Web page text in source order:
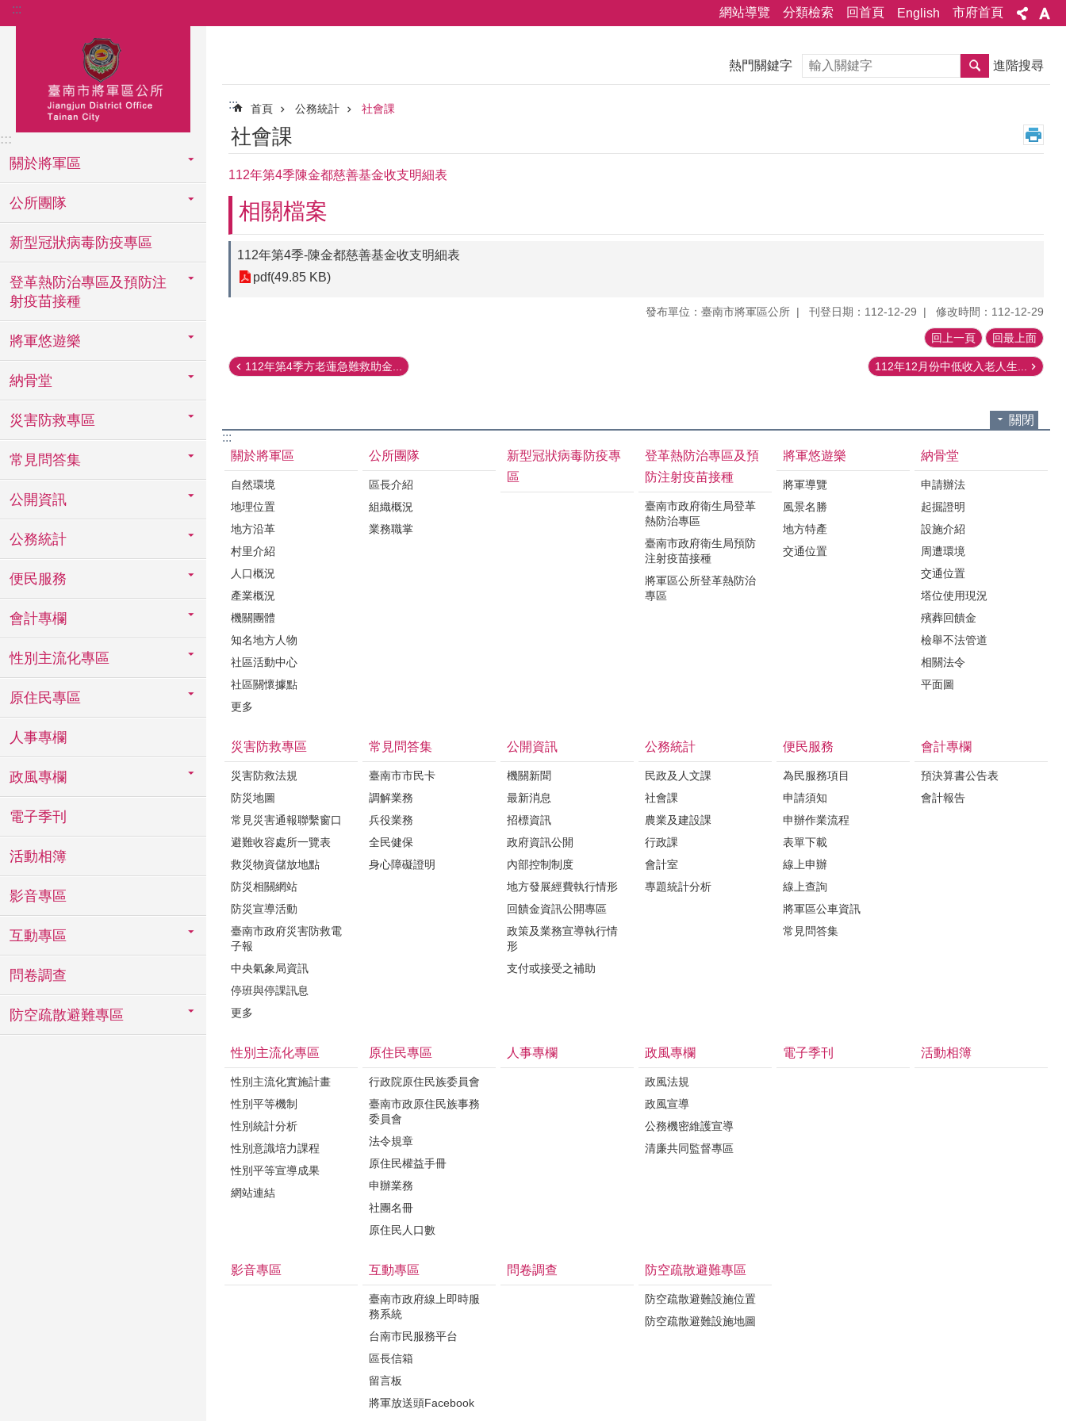
跳到主要內容區塊
::: 網站導覽 分類檢索 回首頁 English 市府首頁
:::
關於將軍區
公所團隊
新型冠狀病毒防疫專區
登革熱防治專區及預防注
射疫苗接種
將軍悠遊樂
納骨堂
災害防救專區
常見問答集
公開資訊
公務統計
便民服務
會計專欄
性別主流化專區
原住民專區
人事專欄
政風專欄
電子季刊
活動相簿
影音專區
互動專區
問卷調查
防空疏散避難專區
熱門關鍵字 搜尋 進階搜尋
::: 首頁 公務統計 社會課
社會課
112年第4季陳金都慈善基金收支明細表
相關檔案
112年第4季-陳金都慈善基金收支明細表
pdf(49.85 KB)
發布單位：臺南市將軍區公所 刊登日期：112-12-29 修改時間：112-12-29
回上一頁 回最上面
112年第4季方老蓮急難救助金... 112年12月份中低收入老人生...
關閉
:::
關於將軍區
自然環境
地理位置
地方沿革
村里介紹
人口概況
產業概況
機關團體
知名地方人物
社區活動中心
社區關懷據點
更多
公所團隊
區長介紹
組織概況
業務職掌
新型冠狀病毒防疫專
區
登革熱防治專區及預
防注射疫苗接種
臺南市政府衛生局登革
熱防治專區
臺南市政府衛生局預防
注射疫苗接種
將軍區公所登革熱防治
專區
將軍悠遊樂
將軍導覽
風景名勝
地方特產
交通位置
納骨堂
申請辦法
起掘證明
設施介紹
周遭環境
交通位置
塔位使用現況
殯葬回饋金
檢舉不法管道
相關法令
平面圖
災害防救專區
災害防救法規
防災地圖
常見災害通報聯繫窗口
避難收容處所一覽表
救災物資儲放地點
防災相關網站
防災宣導活動
臺南市政府災害防救電
子報
中央氣象局資訊
停班與停課訊息
更多
常見問答集
臺南市市民卡
調解業務
兵役業務
全民健保
身心障礙證明
公開資訊
機關新聞
最新消息
招標資訊
政府資訊公開
內部控制制度
地方發展經費執行情形
回饋金資訊公開專區
政策及業務宣導執行情
形
支付或接受之補助
公務統計
民政及人文課
社會課
農業及建設課
行政課
會計室
專題統計分析
便民服務
為民服務項目
申請須知
申辦作業流程
表單下載
線上申辦
線上查詢
將軍區公車資訊
常見問答集
會計專欄
預決算書公告表
會計報告
性別主流化專區
性別主流化實施計畫
性別平等機制
性別統計分析
性別意識培力課程
性別平等宣導成果
網站連結
原住民專區
行政院原住民族委員會
臺南市政原住民族事務
委員會
法令規章
原住民權益手冊
申辦業務
社團名冊
原住民人口數
人事專欄 政風專欄
政風法規
政風宣導
公務機密維護宣導
清廉共同監督專區
電子季刊 活動相簿
影音專區 互動專區
臺南市政府線上即時服
務系統
台南市民服務平台
區長信箱
留言板
將軍放送頭Facebook
問卷調查 防空疏散避難專區
防空疏散避難設施位置
防空疏散避難設施地圖